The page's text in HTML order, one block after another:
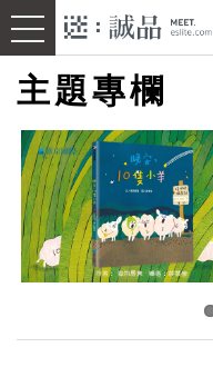
主題專欄